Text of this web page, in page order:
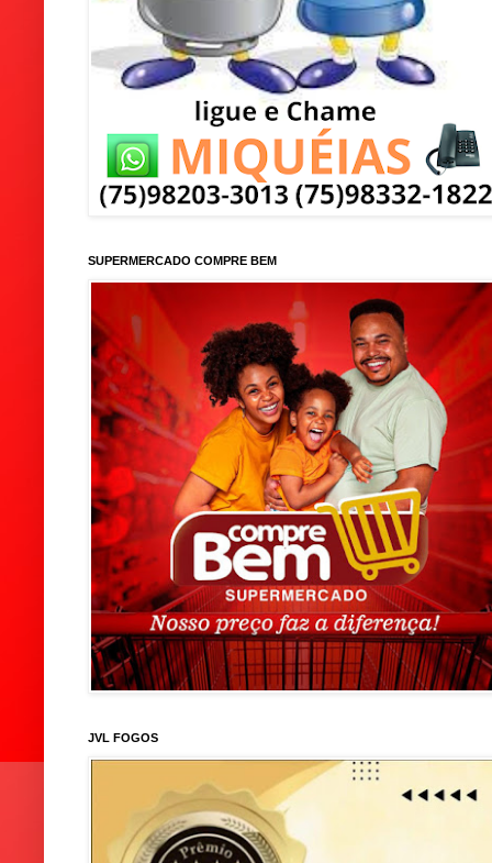
SUPERMERCADO COMPRE BEM
JVL FOGOS